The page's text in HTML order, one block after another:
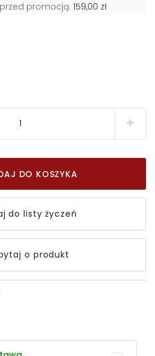
promocją: 159,00 zł
DO KOSZYKA
do listy życzeń
o produkt